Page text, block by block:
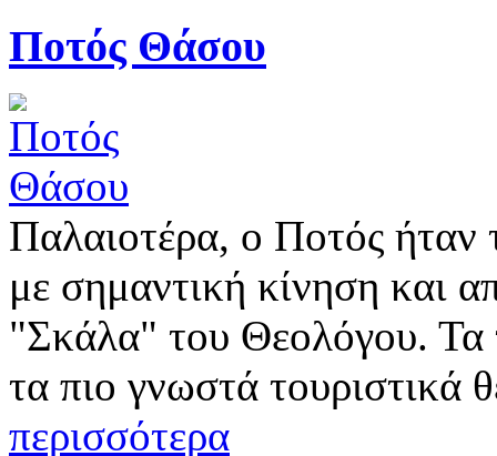
Ποτός Θάσου
Παλαιοτέρα, ο Ποτός ήταν
με σημαντική κίνηση και
"Σκάλα" του Θεολόγου. Τα
τα πιο γνωστά τουριστικά
περισσότερα